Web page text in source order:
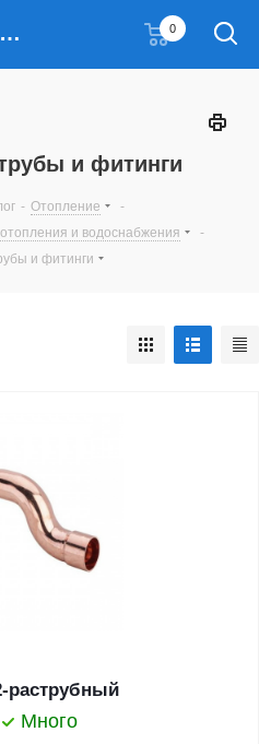
"Титан" инженерные решения 0
и фитинги
- Отопление
-
и водоснабжения
-
и фитинги
раструбный
Много